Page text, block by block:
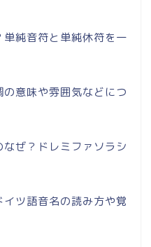
純音符と単純休符を一
意味や雰囲気などにつ
ぜ？ドレミファソラシ
ツ語音名の読み方や覚